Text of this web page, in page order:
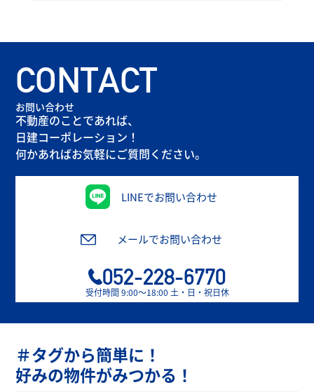
CONTACT
お問い合わせ
不動産のことであれば、
日建コーポレーション！
何かあればお気軽にご質問ください。
LINEでお問い合わせ
メールでお問い合わせ
052-228-6770
受付時間 9:00〜18:00 土・日・祝日休
＃タグから簡単に！
好みの物件がみつかる！